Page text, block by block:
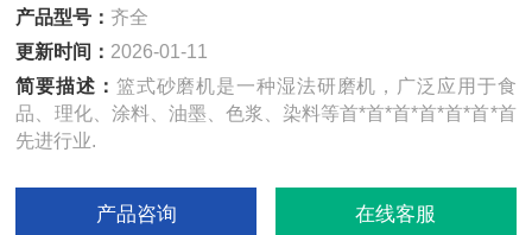
产品型号： 齐全
更新时间： 2026-01-11
简要描述： 篮式砂磨机是一种湿法研磨机，广泛应用于食
品、理化、涂料、油墨、色浆、染料等首*首*首*首*首*首*首
先进行业.
产品咨询 在线客服